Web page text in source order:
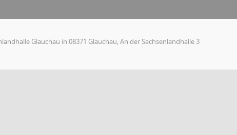
Glauchau in 08371 Glauchau, An der Sachsenlandhalle 3